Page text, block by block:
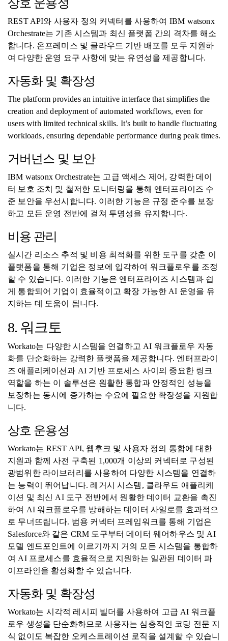
상호 운용성
REST API와 사용자 정의 커넥터를 사용하여 IBM watsonx
Orchestrate는 기존 시스템과 최신 플랫폼 간의 격차를 해소
합니다. 온프레미스 및 클라우드 기반 배포를 모두 지원하
여 다양한 운영 요구 사항에 맞는 유연성을 제공합니다.
자동화 및 확장성
The platform provides an intuitive interface that simplifies the
creation and deployment of automated workflows, even for
users with limited technical skills. It’s built to handle fluctuating
workloads, ensuring dependable performance during peak times.
거버넌스 및 보안
IBM watsonx Orchestrate는 고급 액세스 제어, 강력한 데이
터 보호 조치 및 철저한 모니터링을 통해 엔터프라이즈 수
준 보안을 우선시합니다. 이러한 기능은 규정 준수를 보장
하고 모든 운영 전반에 걸쳐 투명성을 유지합니다.
비용 관리
실시간 리소스 추적 및 비용 최적화를 위한 도구를 갖춘 이
플랫폼을 통해 기업은 정보에 입각하여 워크플로우를 조정
할 수 있습니다. 이러한 기능은 엔터프라이즈 시스템과 쉽
게 통합되어 기업이 효율적이고 확장 가능한 AI 운영을 유
지하는 데 도움이 됩니다.
8. 워크토
Workato는 다양한 시스템을 연결하고 AI 워크플로우 자동
화를 단순화하는 강력한 플랫폼을 제공합니다. 엔터프라이
즈 애플리케이션과 AI 기반 프로세스 사이의 중요한 링크
역할을 하는 이 솔루션은 원활한 통합과 안정적인 성능을
보장하는 동시에 증가하는 수요에 필요한 확장성을 지원합
니다.
상호 운용성
Workato는 REST API, 웹후크 및 사용자 정의 통합에 대한
지원과 함께 사전 구축된 1,000개 이상의 커넥터로 구성된
광범위한 라이브러리를 사용하여 다양한 시스템을 연결하
는 능력이 뛰어납니다. 레거시 시스템, 클라우드 애플리케
이션 및 최신 AI 도구 전반에서 원활한 데이터 교환을 촉진
하여 AI 워크플로우를 방해하는 데이터 사일로를 효과적으
로 무너뜨립니다. 범용 커넥터 프레임워크를 통해 기업은
Salesforce와 같은 CRM 도구부터 데이터 웨어하우스 및 AI
모델 엔드포인트에 이르기까지 거의 모든 시스템을 통합하
여 AI 프로세스를 효율적으로 지원하는 일관된 데이터 파
이프라인을 활성화할 수 있습니다.
자동화 및 확장성
Workato는 시각적 레시피 빌더를 사용하여 고급 AI 워크플
로우 생성을 단순화하므로 사용자는 심층적인 코딩 전문 지
식 없이도 복잡한 오케스트레이션 로직을 설계할 수 있습니